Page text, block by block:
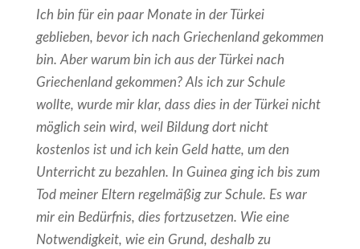
Ich bin für ein paar Monate in der Türkei
geblieben, bevor ich nach Griechenland gekommen
bin. Aber warum bin ich aus der Türkei nach
Griechenland gekommen? Als ich zur Schule
wollte, wurde mir klar, dass dies in der Türkei nicht
möglich sein wird, weil Bildung dort nicht
kostenlos ist und ich kein Geld hatte, um den
Unterricht zu bezahlen. In Guinea ging ich bis zum
Tod meiner Eltern regelmäßig zur Schule. Es war
mir ein Bedürfnis, dies fortzusetzen. Wie eine
Notwendigkeit, wie ein Grund, deshalb zu